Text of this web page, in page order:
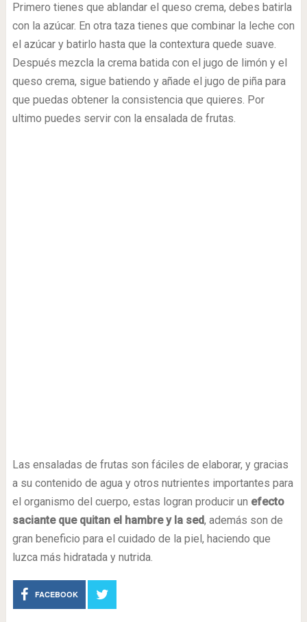
Primero tienes que ablandar el queso crema, debes batirla
con la azúcar. En otra taza tienes que combinar la leche con
el azúcar y batirlo hasta que la contextura quede suave.
Después mezcla la crema batida con el jugo de limón y el
queso crema, sigue batiendo y añade el jugo de piña para
que puedas obtener la consistencia que quieres. Por
ultimo puedes servir con la ensalada de frutas.
Las ensaladas de frutas son fáciles de elaborar, y gracias
a su contenido de agua y otros nutrientes importantes para
el organismo del cuerpo, estas logran producir un efecto
saciante que quitan el hambre y la sed, además son de
gran beneficio para el cuidado de la piel, haciendo que
luzca más hidratada y nutrida.
FACEBOOK